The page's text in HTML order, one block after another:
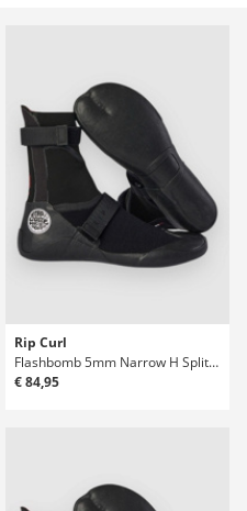
Rip Curl
Flashbomb 5mm Narrow H Split Toe Neoprénové boty
€ 84,95